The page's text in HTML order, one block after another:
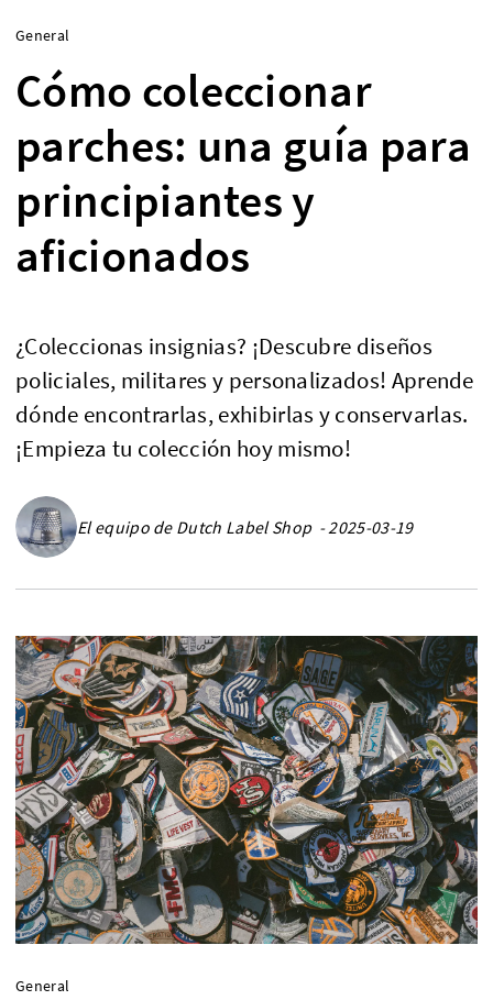
General
Cómo coleccionar
parches: una guía para
principiantes y
aficionados
¿Coleccionas insignias? ¡Descubre diseños
policiales, militares y personalizados! Aprende
dónde encontrarlas, exhibirlas y conservarlas.
¡Empieza tu colección hoy mismo!
El equipo de Dutch Label Shop - 2025-03-19
General